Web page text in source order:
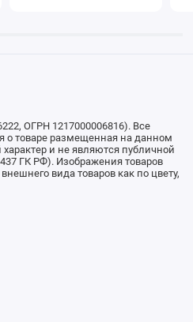
ОГРН 1217000006816). Все
товаре размещенная на данном
и не являются публичной
ГК РФ). Изображения товаров
вида товаров как по цвету,